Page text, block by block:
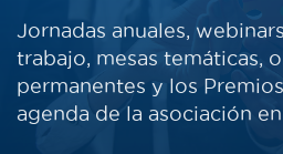
Jornadas anuales,
trabajo, mesas temáticas,
permanentes y los Premios
agenda de la asociación